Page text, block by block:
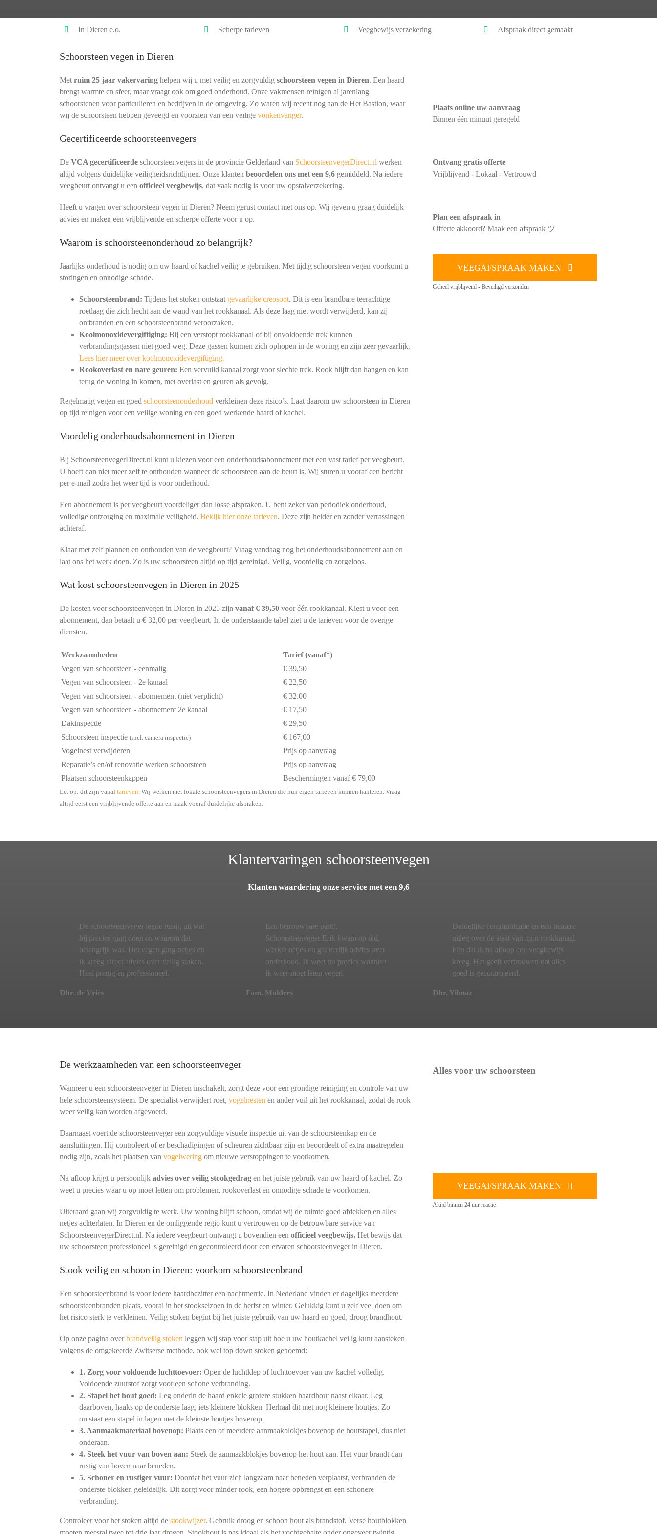
In Dieren e.o. Scherpe tarieven Veegbewijs verzekering Afspraak direct gemaakt
Schoorsteen vegen in Dieren
Met ruim 25 jaar vakervaringhelpen wij u met veilig en zorgvuldig schoorsteen vegen in Dieren. Een haard
brengt warmte en sfeer, maar vraagt ook om goed onderhoud. Onze vakmensen reinigen al jarenlang
schoorstenen voor particulieren en bedrijven in de omgeving. Zo waren wij recent nog aan de Het Bastion, waar
wij de schoorsteen hebben geveegd en voorzien van een veilige vonkenvanger.
Gecertificeerde schoorsteenvegers
De VCA gecertificeerdeschoorsteenvegers in de provincie Gelderland van SchoorsteenvegerDirect.nl werken
altijd volgens duidelijke veiligheidsrichtlijnen. Onze klanten beoordelen ons met een 9,6gemiddeld. Na iedere
veegbeurt ontvangt u een officieel veegbewijs, dat vaak nodig is voor uw opstalverzekering.
Heeft u vragen over schoorsteen vegen in Dieren? Neem gerust contact met ons op. Wij geven u graag duidelijk
advies en maken een vrijblijvende en scherpe offerte voor u op.
Waarom is schoorsteenonderhoud zo belangrijk?
Jaarlijks onderhoud is nodig om uw haard of kachel veilig te gebruiken. Met tijdig schoorsteen vegen voorkomt u
storingen en onnodige schade.
Schoorsteenbrand: Tijdens het stoken ontstaat gevaarlijke creosoot. Dit is een brandbare teerachtige
roetlaag die zich hecht aan de wand van het rookkanaal. Als deze laag niet wordt verwijderd, kan zij
ontbranden en een schoorsteenbrand veroorzaken.
Koolmonoxidevergiftiging: Bij een verstopt rookkanaal of bij onvoldoende trek kunnen
verbrandingsgassen niet goed weg. Deze gassen kunnen zich ophopen in de woning en zijn zeer gevaarlijk.
Lees hier meer over koolmonoxidevergiftiging.
Rookoverlast en nare geuren: Een vervuild kanaal zorgt voor slechte trek. Rook blijft dan hangen en kan
terug de woning in komen, met overlast en geuren als gevolg.
Regelmatig vegen en goed schoorsteenonderhoud verkleinen deze risico’s. Laat daarom uw schoorsteen in Dieren
op tijd reinigen voor een veilige woning en een goed werkende haard of kachel.
Voordelig onderhoudsabonnement in Dieren
Bij SchoorsteenvegerDirect.nl kunt u kiezen voor een onderhoudsabonnement met een vast tarief per veegbeurt.
U hoeft dan niet meer zelf te onthouden wanneer de schoorsteen aan de beurt is. Wij sturen u vooraf een bericht
per e-mail zodra het weer tijd is voor onderhoud.
Een abonnement is per veegbeurt voordeliger dan losse afspraken. U bent zeker van periodiek onderhoud,
volledige ontzorging en maximale veiligheid. Bekijk hier onze tarieven. Deze zijn helder en zonder verrassingen
achteraf.
Klaar met zelf plannen en onthouden van de veegbeurt? Vraag vandaag nog het onderhoudsabonnement aan en
laat ons het werk doen. Zo is uw schoorsteen altijd op tijd gereinigd. Veilig, voordelig en zorgeloos.
Wat kost schoorsteenvegen in Dieren in 2025
De kosten voor schoorsteenvegen in Dieren in 2025 zijn vanaf € 39,50voor één rookkanaal. Kiest u voor een
abonnement, dan betaalt u € 32,00 per veegbeurt. In de onderstaande tabel ziet u de tarieven voor de overige
diensten.
Werkzaamheden
Tarief (vanaf*)
Vegen van schoorsteen - eenmalig
€ 39,50
Vegen van schoorsteen - 2e kanaal
€ 22,50
Vegen van schoorsteen - abonnement (niet verplicht)
€ 32,00
Vegen van schoorsteen - abonnement 2e kanaal
€ 17,50
Dakinspectie
€ 29,50
Schoorsteen inspectie (incl. camera inspectie)
€ 167,00
Vogelnest verwijderen
Prijs op aanvraag
Reparatie’s en/of renovatie werken schoorsteen
Prijs op aanvraag
Plaatsen schoorsteenkappen
Beschermingen vanaf € 79,00
Let op: dit zijn vanaftarieven . Wij werken met lokale schoorsteenvegers in Dieren die hun eigen tarieven kunnen hanteren. Vraag
altijd eerst een vrijblijvende offerte aan en maak vooraf duidelijke afspraken.
Plaats online uw aanvraag
Binnen één minuut geregeld
Ontvang gratis offerte
Vrijblijvend - Lokaal - Vertrouwd
Plan een afspraak in
Offerte akkoord? Maak een afspraak ツ
VEEGAFSPRAAK MAKEN
Geheel vrijblijvend - Beveiligd verzonden
Klantervaringen schoorsteenvegen
Klanten waardering onze service met een 9,6
De schoorsteenveger legde rustig uit wat
hij precies ging doen en waarom dat
belangrijk was. Het vegen ging netjes en
ik kreeg direct advies over veilig stoken.
Heel prettig en professioneel.
Dhr. de Vries
Een betrouwbare partij.
Schoorsteenveger Erik kwam op tijd,
werkte netjes en gaf eerlijk advies over
onderhoud. Ik weet nu precies wanneer
ik weer moet laten vegen.
Fam. Mulders
Duidelijke communicatie en een heldere
uitleg over de staat van mijn rookkanaal.
Fijn dat ik na afloop een veegbewijs
kreeg. Het geeft vertrouwen dat alles
goed is gecontroleerd.
Dhr. Yilmaz
De werkzaamheden van een schoorsteenveger
Wanneer u een schoorsteenveger in Dieren inschakelt, zorgt deze voor een grondige reiniging en controle van uw
hele schoorsteensysteem. De specialist verwijdert roet, vogelnesten en ander vuil uit het rookkanaal, zodat de rook
weer veilig kan worden afgevoerd.
Daarnaast voert de schoorsteenveger een zorgvuldige visuele inspectie uit van de schoorsteenkap en de
aansluitingen. Hij controleert of er beschadigingen of scheuren zichtbaar zijn en beoordeelt of extra maatregelen
nodig zijn, zoals het plaatsen van vogelweringom nieuwe verstoppingen te voorkomen.
Na afloop krijgt u persoonlijk advies over veilig stookgedragen het juiste gebruik van uw haard of kachel. Zo
weet u precies waar u op moet letten om problemen, rookoverlast en onnodige schade te voorkomen.
Uiteraard gaan wij zorgvuldig te werk. Uw woning blijft schoon, omdat wij de ruimte goed afdekken en alles
netjes achterlaten. In Dieren en de omliggende regio kunt u vertrouwen op de betrouwbare service van
SchoorsteenvegerDirect.nl. Na iedere veegbeurt ontvangt u bovendien een officieel veegbewijs. Het bewijs dat
uw schoorsteen professioneel is gereinigd en gecontroleerd door een ervaren schoorsteenveger in Dieren.
Stook veilig en schoon in Dieren: voorkom schoorsteenbrand
Een schoorsteenbrand is voor iedere haardbezitter een nachtmerrie. In Nederland vinden er dagelijks meerdere
schoorsteenbranden plaats, vooral in het stookseizoen in de herfst en winter. Gelukkig kunt u zelf veel doen om
het risico sterk te verkleinen. Veilig stoken begint bij het juiste gebruik van uw haard en goed, droog brandhout.
Op onze pagina overbrandveilig stoken leggen wij stap voor stap uit hoe u uw houtkachel veilig kunt aansteken
volgens de omgekeerde Zwitserse methode, ook wel top down stoken genoemd:
1. Zorg voor voldoende luchttoevoer: Open de luchtklep of luchttoevoer van uw kachel volledig.
Voldoende zuurstof zorgt voor een schone verbranding.
2. Stapel het hout goed: Leg onderin de haard enkele grotere stukken haardhout naast elkaar. Leg
daarboven, haaks op de onderste laag, iets kleinere blokken. Herhaal dit met nog kleinere houtjes. Zo
ontstaat een stapel in lagen met de kleinste houtjes bovenop.
3. Aanmaakmateriaal bovenop: Plaats een of meerdere aanmaakblokjes bovenop de houtstapel, dus niet
onderaan.
4. Steek het vuur van boven aan: Steek de aanmaakblokjes bovenop het hout aan. Het vuur brandt dan
rustig van boven naar beneden.
5. Schoner en rustiger vuur: Doordat het vuur zich langzaam naar beneden verplaatst, verbranden de
onderste blokken geleidelijk. Dit zorgt voor minder rook, een hogere opbrengst en een schonere
verbranding.
Controleer voor het stoken altijd de stookwijzer. Gebruik droog en schoon hout als brandstof. Verse houtblokken
moeten meestal twee tot drie jaar drogen. Stookhout is pas ideaal als het vochtgehalte onder ongeveer twintig
Alles voor uw schoorsteen
VEEGAFSPRAAK MAKEN
Altijd binnen 24 uur reactie